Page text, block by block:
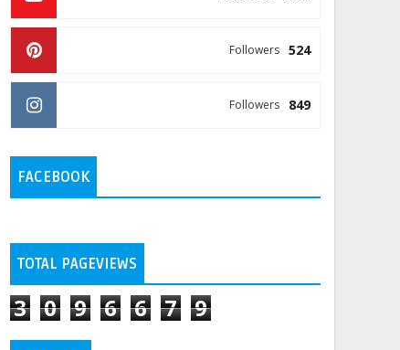
524
Followers
849
Followers
FACEBOOK
TOTAL PAGEVIEWS
3 0 9 6 6 7 9